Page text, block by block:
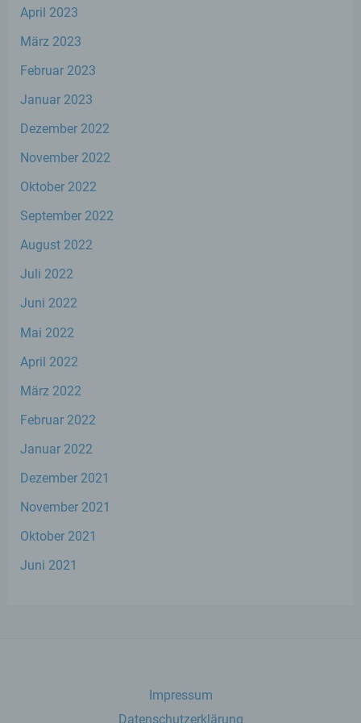
April 2023
März 2023
Februar 2023
Januar 2023
Dezember 2022
November 2022
Oktober 2022
September 2022
August 2022
Juli 2022
Juni 2022
Mai 2022
April 2022
März 2022
Februar 2022
Januar 2022
Dezember 2021
November 2021
Oktober 2021
Juni 2021
Impressum
Datenschutzerklärung
Verarbeitung Verantwortlichen verarbeitet
automatisierter Verfahren ausgeführte
Vorgang oder jede solche Vorgangsreihe im
Zusammenhang mit personenbezogenen
Daten wie das Erheben, das Erfassen, die
Organisation, das Ordnen, die Speicherung,
die Anpassung oder Veränderung, das
die Offenlegung durch Übermittlung,
Löschen oder die Vernichtung.
d) Einschränkung der Verarbeitung
Einschränkung der Verarbeitung ist die
Markierung gespeicherter
personenbezogener Daten mit dem Ziel,
ihre künftige Verarbeitung einzuschränken.
Profiling ist jede Art der automatisierten
Zuverlässigkeit, Verhalten, Aufenthaltsort
oder Ortswechsel dieser natürlichen Person
zu analysieren oder vorherzusagen.